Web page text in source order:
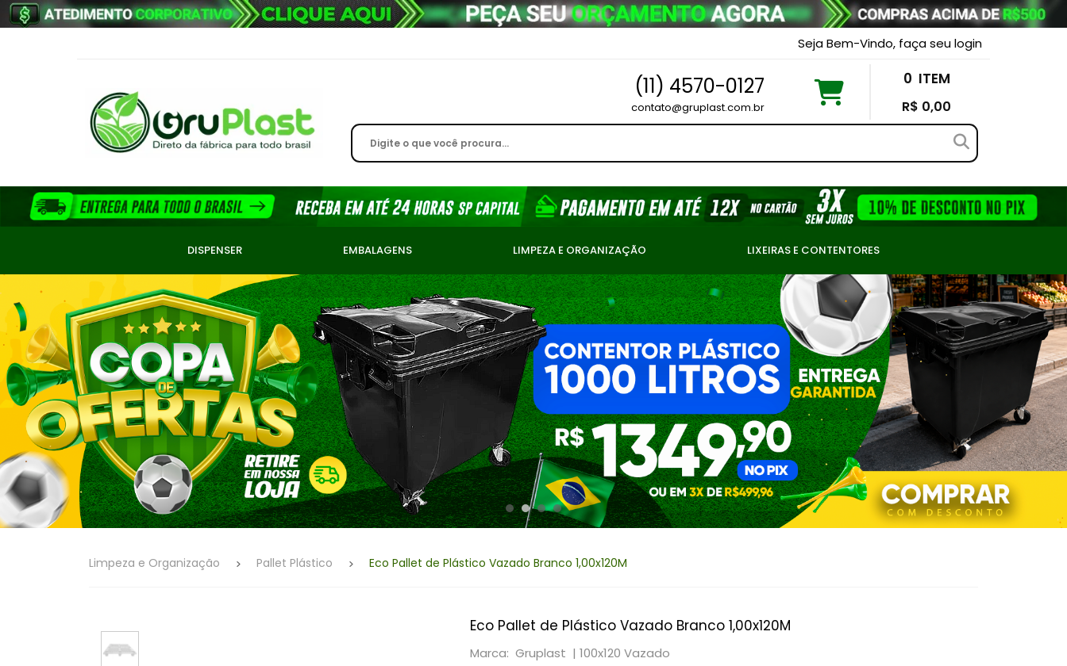
Seja Bem-Vindo, faça seu login
(11) 4570-0127
contato@gruplast.com.br
0 ITEM
R$ 0,00
DISPENSER EMBALAGENS LIMPEZA E ORGANIZAÇÃO LIXEIRAS E CONTENTORES
Limpeza e Organização Pallet Plástico Eco Pallet de Plástico Vazado Branco 1,00x120M
Eco Pallet de Plástico Vazado Branco 1,00x120M
Marca: Gruplast | 100x120 Vazado